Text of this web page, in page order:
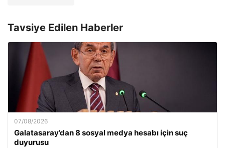
Tavsiye Edilen Haberler
07/08/2026
Galatasaray’dan 8 sosyal medya hesabı için suç
duyurusu